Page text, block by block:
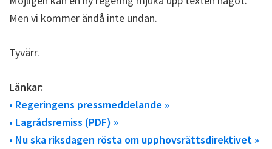
Men vi kommer ändå inte undan.
Tyvärr.
Länkar:
• Regeringens pressmeddelande »
• Lagrådsremiss (PDF) »
• Nu ska riksdagen rösta om upphovsrättsdirektivet »